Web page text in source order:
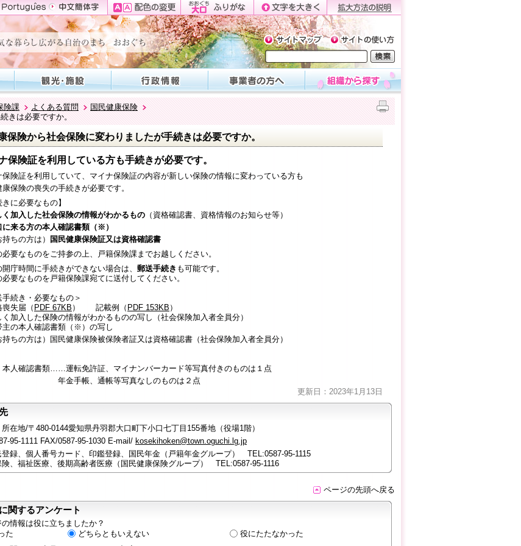
険課 よくある質問
国民健康保険
きは必要ですか。
保険から社会保険に変わりましたが手続きは必要ですか。
保険証を利用している方も手続きが必要です。
保険証を利用していて、マイナ保険証の内容が新しい保険の情報に変わっている方も
康保険の喪失の手続きが必要です。
きに必要なもの】
く加入した社会保険の情報がわかるもの （資格確認書、資格情報のお知らせ等）
に来る方の本人確認書類（※）
持ちの方は）
国民健康保険証又は資格確認書
必要なものをご持参の上、戸籍保険課までお越しください。
庁時間に手続きができない場合は、 郵送手続き も可能です。
必要なものを戸籍保険課宛てに送付してください。
手続き・必要なもの＞
喪失届（ PDF 67KB ） 記載例（ PDF 153KB ）
く加入した保険の情報がわかるものの写し（社会保険加入者全員分）
主の本人確認書類（※）の写し
持ちの方は）国民健康保険被保険者証又は資格確認書（社会保険加入者全員分）
本人確認書類……運転免許証、マイナンバーカード等写真付きのものは１点
手帳、通帳等写真なしのものは２点
更新日：2023年1月13日
所在地/〒480-0144愛知県丹羽郡大口町下小口七丁目155番地（役場1階）
95-1111 FAX/0587-95-1030 E-mail/ kosekihoken@town.oguchi.lg.jp
登録、個人番号カード、印鑑登録、国民年金（戸籍年金グループ） TEL:0587-95-1115
険、福祉医療、後期高齢者医療（国民健康保険グループ） TEL:0587-95-1116
ページの先頭へ戻る
関するアンケート
情報は役に立ちましたか？
た
どちらともいえない
役にたたなかった